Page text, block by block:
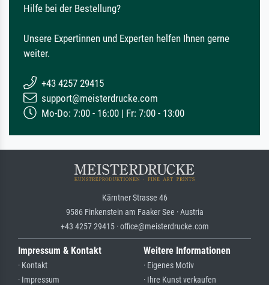
Hilfe bei der Bestellung?
Unsere Expertinnen und Experten helfen Ihnen gerne
weiter.
+43 4257 29415
support@meisterdrucke.com
Mo-Do: 7:00 - 16:00 | Fr: 7:00 - 13:00
Kärntner Strasse 46
9586 Finkenstein am Faaker See · Austria
+43 4257 29415 · office@meisterdrucke.com
Impressum & Kontakt
· Kontakt
· Impressum
Weitere Informationen
· Eigenes Motiv
· Ihre Kunst verkaufen